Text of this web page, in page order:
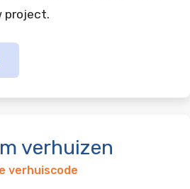
project.
verhuizen
verhuiscode